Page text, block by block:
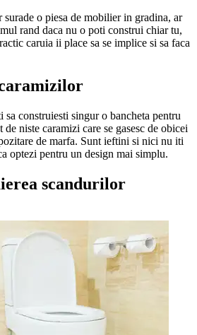
o piesa de mobilier in gradina, ar
rand daca nu o poti construi chiar tu,
caruia ii place sa se implice si sa faca
sa construiesti singur o bancheta pentru
de niste caramizi care se gasesc de obicei
de marfa. Sunt ieftini si nici nu iti
optezi pentru un design mai simplu.
scandurilor